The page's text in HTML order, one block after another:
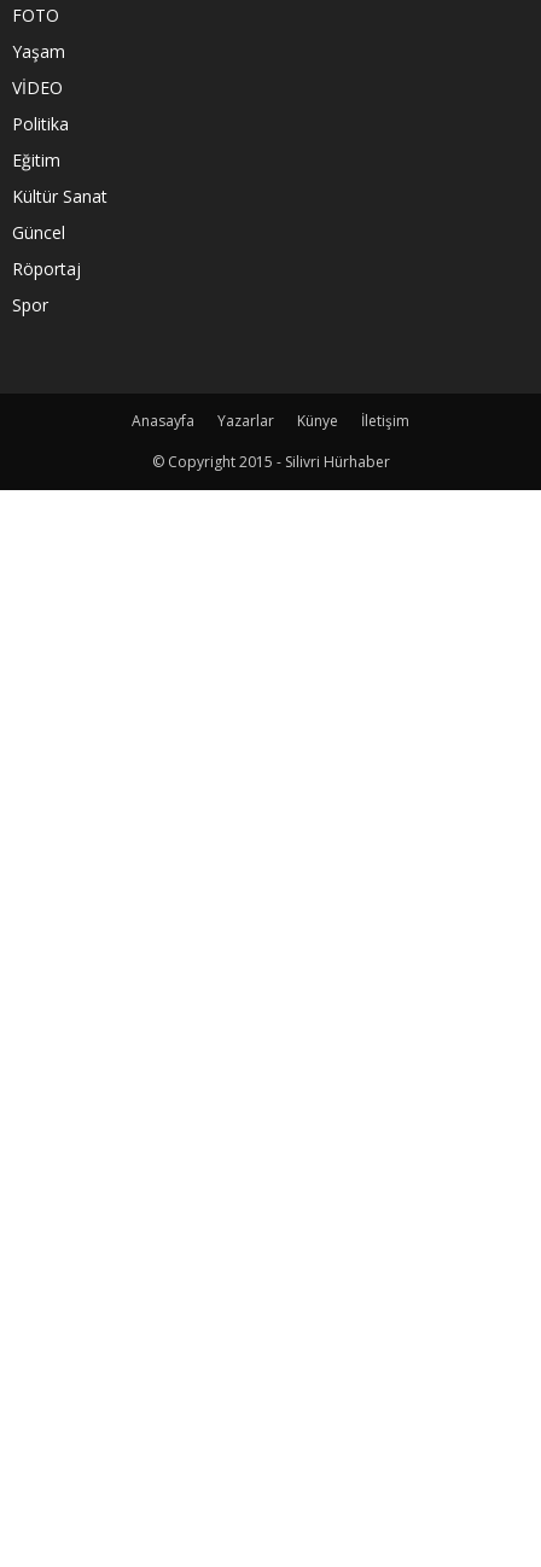
FOTO
Yaşam
VİDEO
Politika
Eğitim
Kültür Sanat
Güncel
Röportaj
Spor
Anasayfa Yazarlar Künye
İletişim
© Copyright 2015 - Silivri Hürhaber